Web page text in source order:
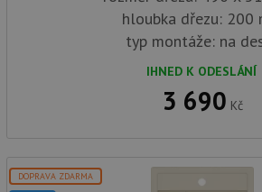
hloubka dřezu: 200
typ montáže: na
IHNED K ODESLÁNÍ
3 690 Kč
DOPRAVA ZDARMA